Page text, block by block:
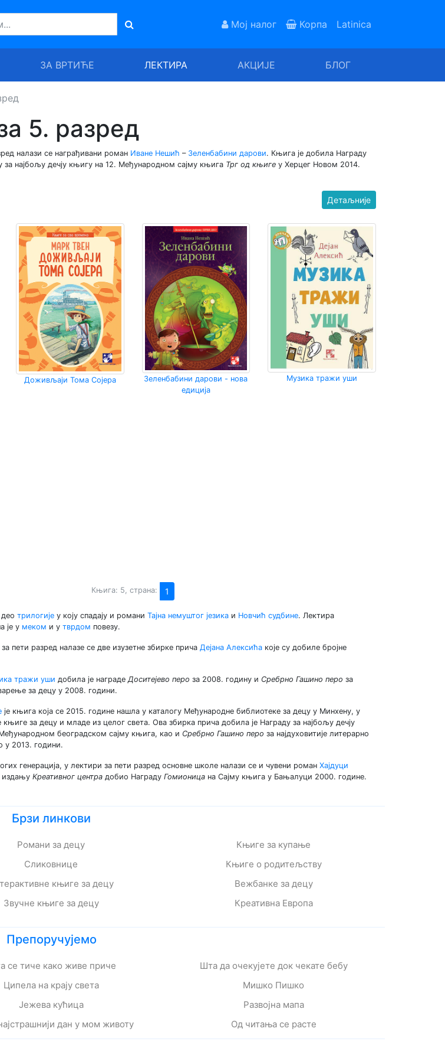
Мој налог Корпа Latinica
ЗА ВРТИЋЕ ЛЕКТИРА АКЦИЈЕ БЛОГ
5. разред
налази се награђивани роман Иване Нешић – Зеленбабини дарови. Књига је добила Награду
за најбољу дечју књигу на 12. Међународном сајму књига Трг од књиге у Херцег Новом 2014.
Детаљније
Доживљаји Тома Сојера
Зеленбабини дарови - нова
едиција
Музика тражи уши
Књига: 5, страна: 1
трилогије у коју спадају и романи Тајна немуштог језика и Новчић судбине. Лектира
је у меком и у тврдом повезу.
пети разред налазе се две изузетне збирке прича Дејана Алексића које су добиле бројне
тражи уши добила је награде Доситејево перо за 2008. годину и Сребрно Гашино перо за
за децу у 2008. години.
је књига која се 2015. године нашла у каталогу Међународне библиотеке за децу у Минхену, у
књиге за децу и младе из целог света. Ова збирка прича добила је Награду за најбољу дечју
београдском сајму књига, као и Сребрно Гашино перо за најдуховитије литерарно
у 2013. години.
генерација, у лектири за пети разред основне школе налази се и чувени роман Хајдуци
издању Креативног центра добио Награду Гомионица на Сајму књига у Бањалуци 2000. године.
Брзи линкови
Романи за децу
Сликовнице
књиге за децу
Звучне књиге за децу
Књиге за купање
Књиге о родитељству
Вежбанке за децу
Креативна Европа
Препоручујемо
се тиче како живе приче
Ципела на крају света
Јежева кућица
дан у мом животу
Шта да очекујете док чекате бебу
Мишко Пишко
Развојна мапа
Од читања се расте